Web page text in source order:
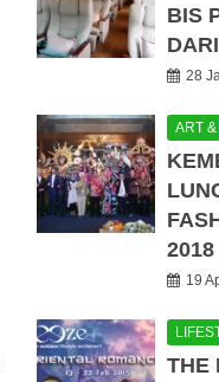
BIS
28
ART
2018
19
THE